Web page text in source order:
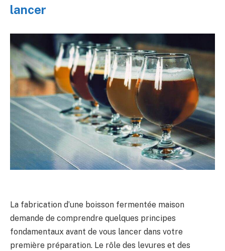
lancer
La fabrication d’une boisson fermentée maison
demande de comprendre quelques principes
fondamentaux avant de vous lancer dans votre
première préparation. Le rôle des levures et des